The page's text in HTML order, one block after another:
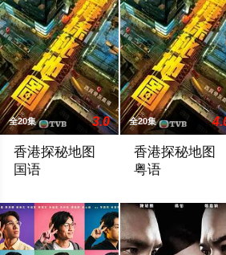
全20集 3.0
香港探秘地图
国语
全20集
香港探秘地图
粤语